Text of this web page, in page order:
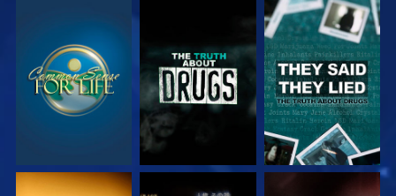
観る 観る 観る